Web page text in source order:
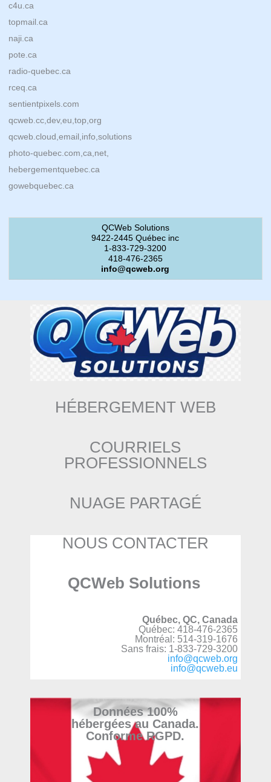
c4u.ca
topmail.ca
naji.ca
pote.ca
radio-quebec.ca
rceq.ca
sentientpixels.com
qcweb.cc,dev,eu,top,org
qcweb.cloud,email,info,solutions
photo-quebec.com,ca,net,
hebergementquebec.ca
gowebquebec.ca
QCWeb Solutions
9422-2445 Québec inc
1-833-729-3200
418-476-2365
info@qcweb.org
HÉBERGEMENT WEB
COURRIELS
PROFESSIONNELS
NUAGE PARTAGÉ
NOUS CONTACTER
QCWeb Solutions
Québec, QC, Canada
Québec: 418-476-2365
Montréal: 514-319-1676
Sans frais: 1-833-729-3200
info@qcweb.org
info@qcweb.eu
Données 100%
hébergées au Canada.
Conforme RGPD.